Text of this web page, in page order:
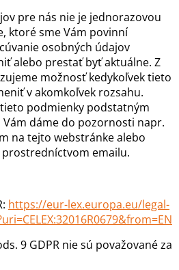
pre nás nie je jednorazovou
ktoré sme Vám povinní
osobných údajov
alebo prestať byť aktuálne. Z
možnosť kedykoľvek tieto
v akomkoľvek rozsahu.
podmienky podstatným
dáme do pozornosti napr.
na tejto webstránke alebo
emailu.
https://eur-lex.europa.eu/legal-
9 GDPR nie sú považované za